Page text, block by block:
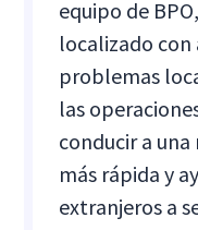
equipo de
localizado
problemas
las
conducir a
más rápida y
extranjeros a